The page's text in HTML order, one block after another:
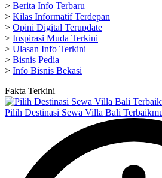
> Berita Info Terbaru
> Kilas Informatif Terdepan
> Opini Digital Terupdate
> Inspirasi Muda Terkini
> Ulasan Info Terkini
> Bisnis Pedia
> Info Bisnis Bekasi
Fakta Terkini
Pilih Destinasi Sewa Villa Bali